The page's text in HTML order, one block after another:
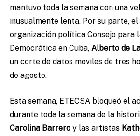
mantuvo toda la semana con una
inusualmente lenta. Por su parte,
organización política Consejo para
Democrática en Cuba, Alberto de
un corte de datos móviles de tres
de agosto.
Esta semana, ETECSA bloqueó el
durante toda la semana de la
Carolina Barrero y las artistas